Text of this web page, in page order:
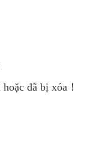
đã bị xóa！